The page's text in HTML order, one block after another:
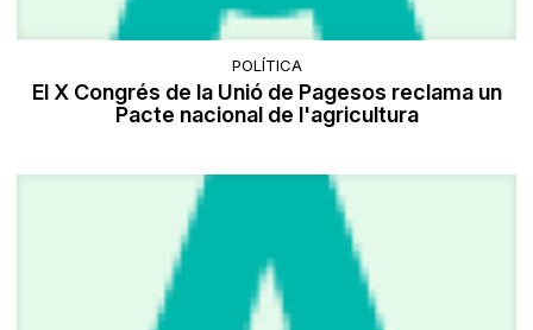
POLÍTICA
El X Congrés de la Unió de Pagesos reclama un
Pacte nacional de l'agricultura